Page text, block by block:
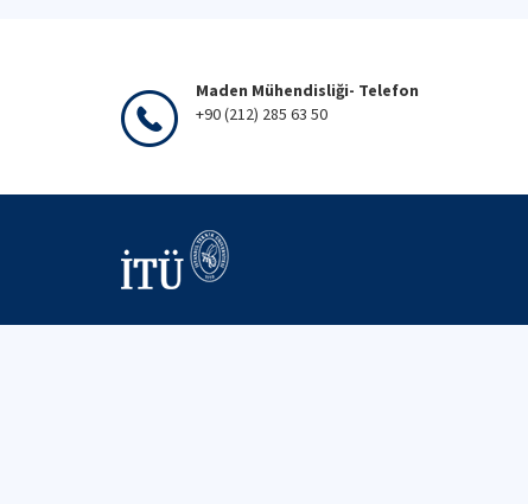
Maden Mühendisliği- Telefon
+90 (212) 285 63 50